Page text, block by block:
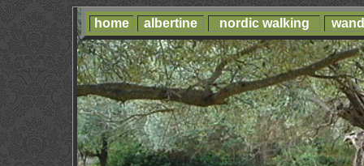
home albertine nordic walking